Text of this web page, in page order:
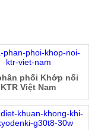
phối Khớp nối
KTR Việt Nam